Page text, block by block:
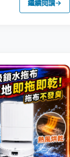
繼續閱讀→